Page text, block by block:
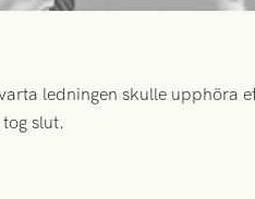
ledningen skulle
slut.